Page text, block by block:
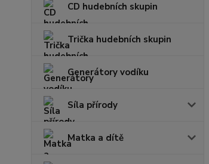
CD hudebních skupin
Trička hudebních skupin
Generátory vodíku
Síla přírody
Matka a dítě